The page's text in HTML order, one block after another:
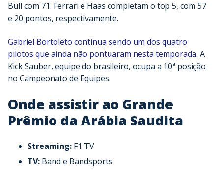
Bull com 71. Ferrari e Haas completam o top 5, com 57
e 20 pontos, respectivamente.
Gabriel Bortoleto continua sendo um dos quatro
pilotos que ainda não pontuaram nesta temporada. A
Kick Sauber, equipe do brasileiro, ocupa a 10ª posição
no Campeonato de Equipes.
Onde assistir ao Grande
Prêmio da Arábia Saudita
Streaming: F1 TV
TV: Band e Bandsports